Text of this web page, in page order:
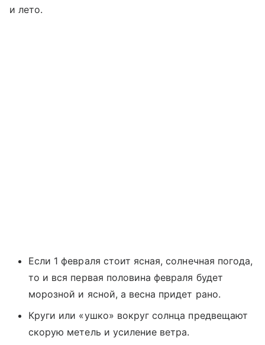
и лето.
Если 1 февраля стоит ясная, солнечная погода,
то и вся первая половина февраля будет
морозной и ясной, а весна придет рано.
Круги или «ушко» вокруг солнца предвещают
скорую метель и усиление ветра.